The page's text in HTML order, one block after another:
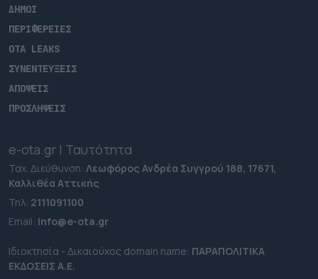
ΔΗΜΟΙ
ΠΕΡΙΦΕΡΕΙΕΣ
OTA LEAKS
ΣΥΝΕΝΤΕΥΞΕΙΣ
ΑΠΟΨΕΙΣ
ΠΡΟΣΛΗΨΕΙΣ
e-ota.gr | Ταυτότητα
Ταχ. Διεύθυνση: Λεωφόρος Ανδρέα Συγγρού 188, 17671,
Καλλιθέα Αττικής
Τηλ: 2111091100
Εmail: info@e-ota.gr
Ιδιοκτησία - Δικαιούχος domain name: ΠΑΡΑΠΟΛΙΤΙΚΑ
ΕΚΔΟΣΕΙΣ A.E.